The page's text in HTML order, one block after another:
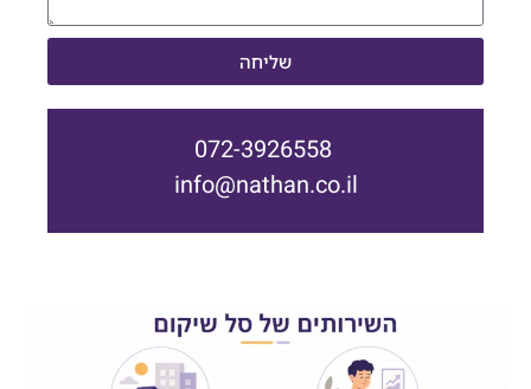
שליחה
072-3926558
info@nathan.co.il